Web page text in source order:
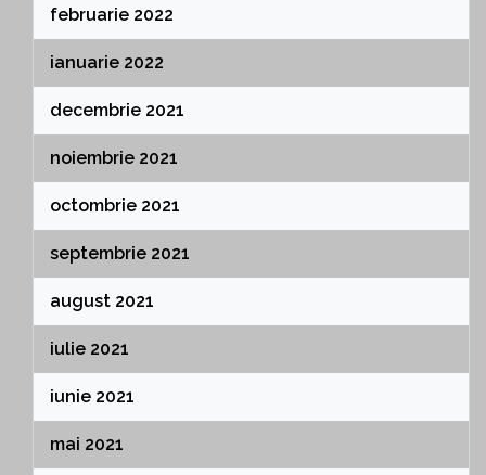
februarie 2022
ianuarie 2022
decembrie 2021
noiembrie 2021
octombrie 2021
septembrie 2021
august 2021
iulie 2021
iunie 2021
mai 2021